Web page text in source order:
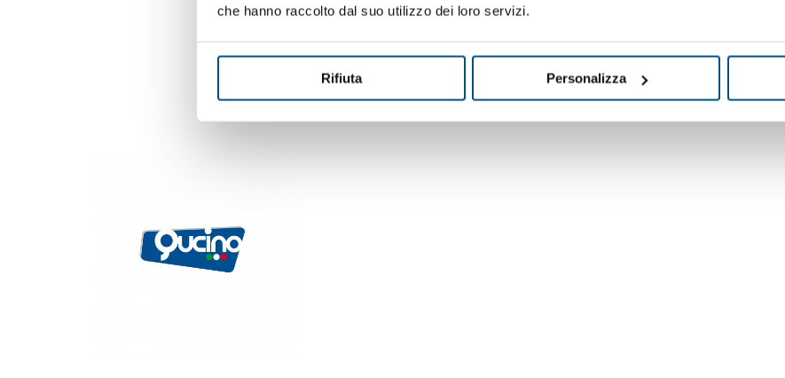
che hanno raccolto dal suo utilizzo dei loro servizi.
Rifiuta Personalizza
Ti potrebbero interessare anche